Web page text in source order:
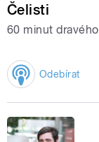
Čelisti
Odebírat